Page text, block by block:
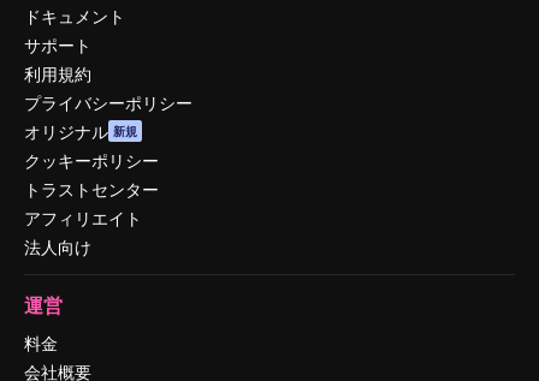
ドキュメント
サポート
利用規約
プライバシーポリシー
オリジナル 新規
クッキーポリシー
トラストセンター
アフィリエイト
法人向け
運営
料金
会社概要